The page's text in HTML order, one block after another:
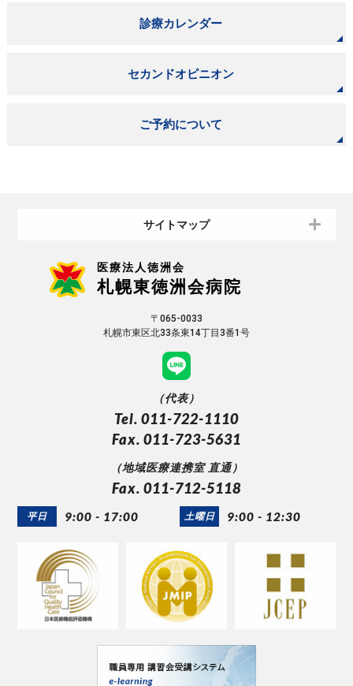
診療カレンダー
セカンドオピニオン
ご予約について
サイトマップ
医療法人徳洲会
札幌東徳洲会病院
〒065-0033
札幌市東区北33条東14丁目3番1号
（代表）
Tel. 011-722-1110
Fax. 011-723-5631
（地域医療連携室 直通）
Fax. 011-712-5118
平日 9:00 - 17:00 土曜日 9:00 - 12:30